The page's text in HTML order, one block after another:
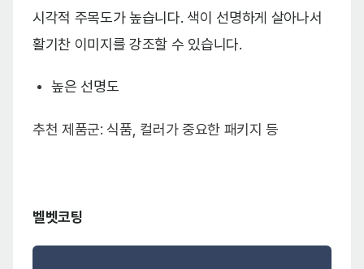
시각적 주목도가 높습니다. 색이 선명하게 살아나서
활기찬 이미지를 강조할 수 있습니다.
높은 선명도
추천 제품군: 식품, 컬러가 중요한 패키지 등
벨벳코팅